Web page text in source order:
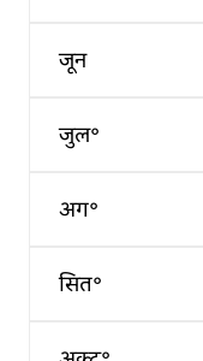
जून
जुल॰
अग॰
सित॰